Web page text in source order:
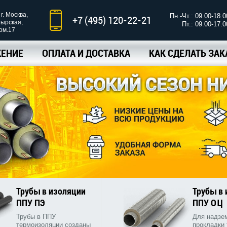
Москва,
+7 (495) 120-22-21
Пн.-Чт.: 09.00-
Пт.: 09.00-
ОПЛАТА И ДОСТАВКА КАК СДЕЛАТЬ
Трубы в изоляции
ППУ ПЭ
Трубы в ППУ
термоизоляции созданы
Трубы в
ППУ ОЦ
Для
прокладки